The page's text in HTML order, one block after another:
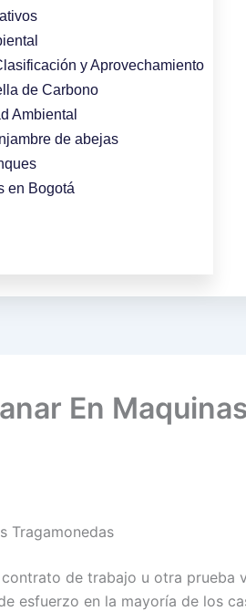
y Aprovechamiento
de Carbono
Ambiental
de abejas
en Bogotá
En
Tragamonedas
de trabajo u otra prueba
esfuerzo en la mayoría de los